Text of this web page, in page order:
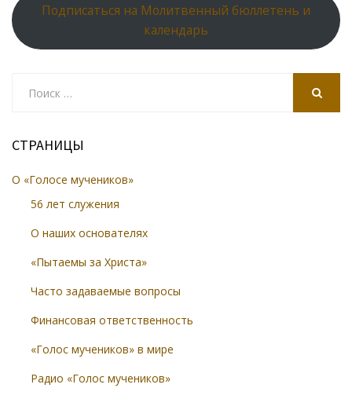
Подписаться на Молитвенный бюллетень и
календарь
СТРАНИЦЫ
О «Голосе мучеников»
56 лет служения
О наших основателях
«Пытаемы за Христа»
Часто задаваемые вопросы
Финансовая ответственность
«Голос мучеников» в мире
Радио «Голос мучеников»